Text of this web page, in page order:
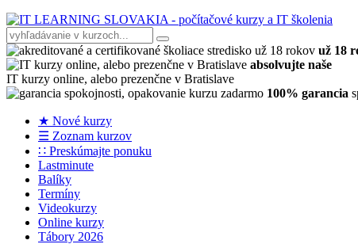
už 18
absolvujte naše
IT kurzy online, alebo prezenčne v Bratislave
100% garancia
★ Nové kurzy
☰ Zoznam kurzov
∷ Preskúmajte ponuku
Lastminute
Balíky
Termíny
Videokurzy
Online kurzy
Tábory 2026